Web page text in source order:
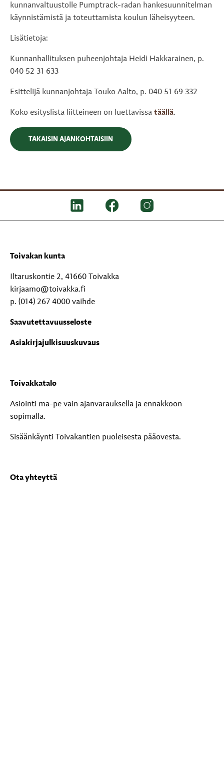
kunnanvaltuustolle Pumptrack-radan hankesuunnitelman
käynnistämistä ja toteuttamista koulun läheisyyteen.
Lisätietoja:
Kunnanhallituksen puheenjohtaja Heidi Hakkarainen, p.
040 52 31 633
Esittelijä kunnanjohtaja Touko Aalto, p. 040 51 69 332
Koko esityslista liitteineen on luettavissa täällä.
TAKAISIN AJANKOHTAISIIN
Toivakan kunta
Iltaruskontie 2, 41660 Toivakka
kirjaamo@toivakka.fi
p. (014) 267 4000 vaihde
Saavutettavuusseloste
Asiakirjajulkisuuskuvaus
Toivakkatalo
Asiointi ma-pe vain ajanvarauksella ja ennakkoon
sopimalla.
Sisäänkäynti Toivakantien puoleisesta pääovesta.
Ota yhteyttä